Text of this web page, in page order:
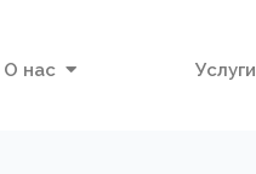
О нас Услуги